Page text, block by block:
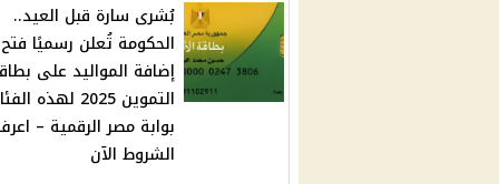
بُشرى سارة قبل العيد..
الحكومة تُعلن رسميًا فتح
إضافة المواليد على
التموين 2025
بوابة مصر الرقمية –
الشروط الآن